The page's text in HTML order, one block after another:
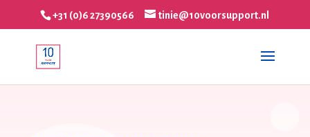
+31 (0)6 27390566 tinie@10voorsupport.nl